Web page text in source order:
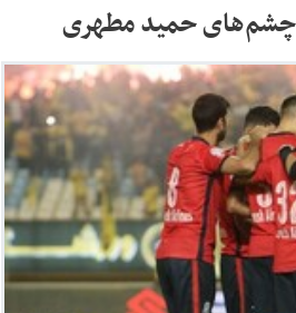
چشم‌های حمید مطهری